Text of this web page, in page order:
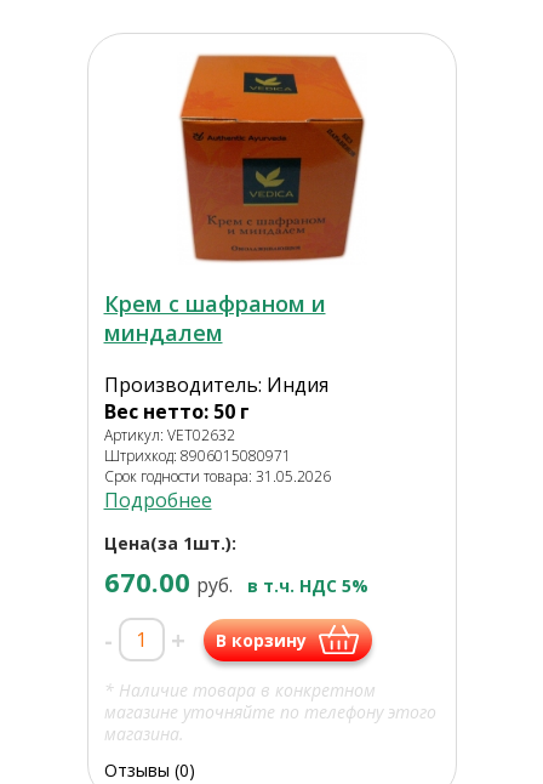
Крем с шафраном и
миндалем
Производитель: Индия
Вес нетто: 50 г
Артикул: VET02632
Штрихкод: 8906015080971
Срок годности товара: 31.05.2026
Подробнее
Цена(за 1шт.):
670.00 руб. в т.ч. НДС 5%
- + В корзину
* Наличие товара в конкретном
магазине уточняйте по телефону этого
магазина.
Отзывы (0)